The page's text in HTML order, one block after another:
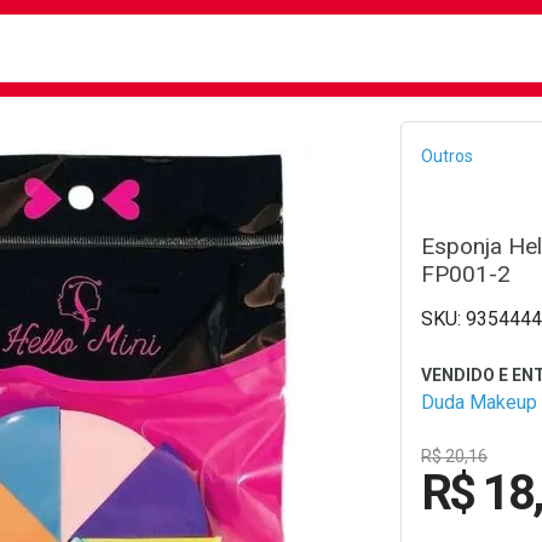
Outros
Esponja
FP001-2
Duda Makeup
R$ 20,16
R$